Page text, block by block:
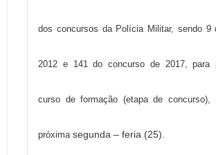
dos concursos da Polícia Militar, sendo 9
2012 e 141 do concurso de 2017, para
curso de formação (etapa de concurso),
próxima segunda – feria (25).